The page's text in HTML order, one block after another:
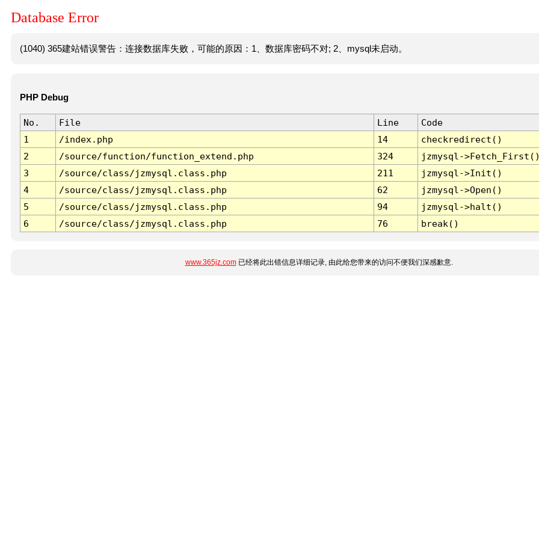
Database Error
(1040) 365建站错误警告：连接数据库失败，可能的原因：1、数据库密码不对; 2、mysql未启动。
PHP Debug
No. File Line
Code
1
/index.php 14
checkredirect()
2
/source/function/function_extend.php 324
jzmysql-
3
/source/class/jzmysql.class.php 211
jzmysql->Init()
4
/source/class/jzmysql.class.php 62
jzmysql->Open()
5
/source/class/jzmysql.class.php 94
jzmysql->halt()
6
/source/class/jzmysql.class.php 76 break()
www.365jz.com已经将此出错信息详细记录, 由此给您带来的访问不便我们深感歉意.